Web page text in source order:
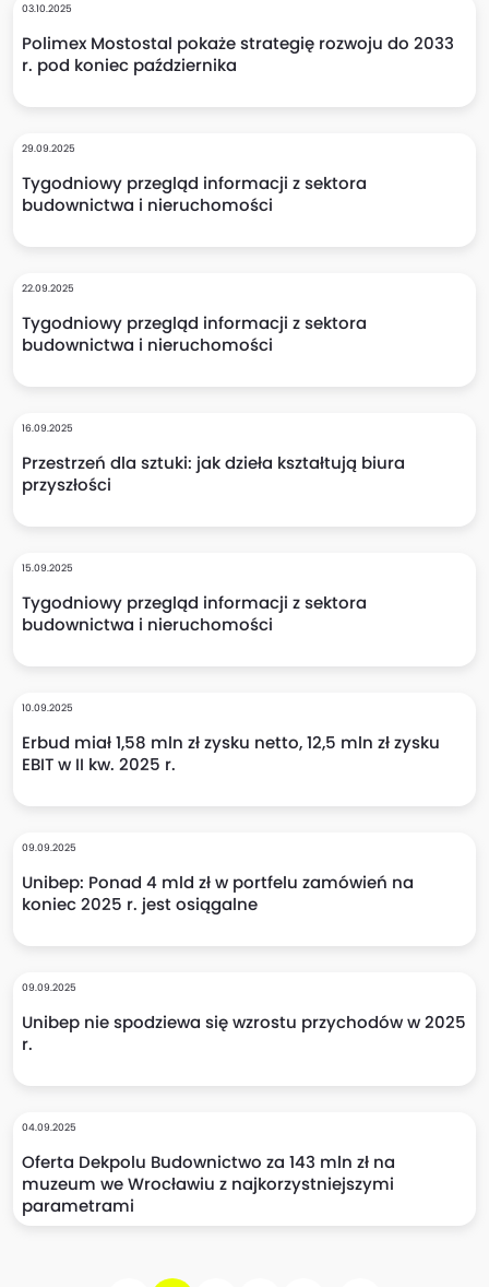
03.10.2025
Polimex Mostostal pokaże strategię rozwoju do 2033
r. pod koniec października
29.09.2025
Tygodniowy przegląd informacji z sektora
budownictwa i nieruchomości
22.09.2025
Tygodniowy przegląd informacji z sektora
budownictwa i nieruchomości
16.09.2025
Przestrzeń dla sztuki: jak dzieła kształtują biura
przyszłości
15.09.2025
Tygodniowy przegląd informacji z sektora
budownictwa i nieruchomości
10.09.2025
Erbud miał 1,58 mln zł zysku netto, 12,5 mln zł zysku
EBIT w II kw. 2025 r.
09.09.2025
Unibep: Ponad 4 mld zł w portfelu zamówień na
koniec 2025 r. jest osiągalne
09.09.2025
Unibep nie spodziewa się wzrostu przychodów w 2025
r.
04.09.2025
Oferta Dekpolu Budownictwo za 143 mln zł na
muzeum we Wrocławiu z najkorzystniejszymi
parametrami